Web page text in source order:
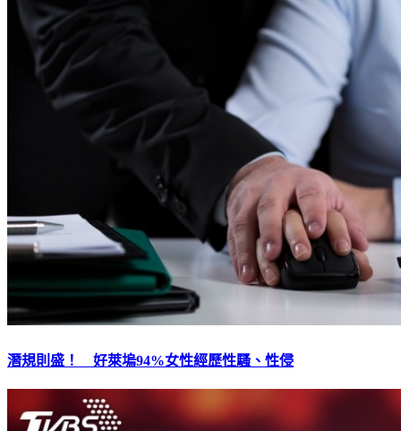
潛規則盛！ 好萊塢94%女性經歷性騷、性侵